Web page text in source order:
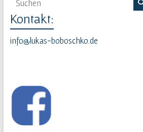
Kontakt:
info@lukas-boboschko.de